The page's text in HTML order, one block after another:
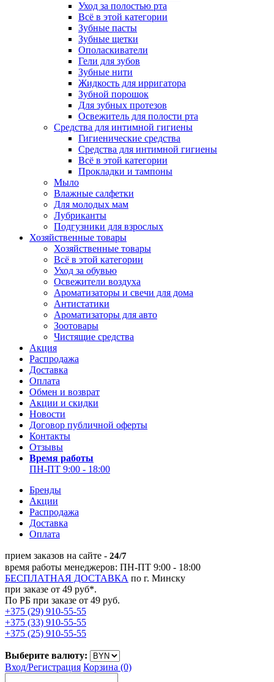
Уход за полостью рта
Всё в этой категории
Зубные пасты
Зубные щетки
Ополаскиватели
Гели для зубов
Зубные нити
Жидкость для ирригатора
Зубной порошок
Для зубных протезов
Освежитель для полости рта
Средства для интимной гигиены
Гигиенические средства
Средства для интимной гигиены
Всё в этой категории
Прокладки и тампоны
Мыло
Влажные салфетки
Для молодых мам
Лубриканты
Подгузники для взрослых
Хозяйственные товары
Хозяйственные товары
Всё в этой категории
Уход за обувью
Освежители воздуха
Ароматизаторы и свечи для дома
Антистатики
Ароматизаторы для авто
Зоотовары
Чистящие средства
Акция
Распродажа
Доставка
Оплата
Обмен и возврат
Акции и скидки
Новости
Договор публичной оферты
Контакты
Отзывы
Время работы
ПН-ПТ 9:00 - 18:00
Бренды
Акции
Распродажа
Доставка
Оплата
прием заказов на сайте - 24/7
время работы менеджеров: ПН-ПТ 9:00 - 18:00
БЕСПЛАТНАЯ ДОСТАВКА по г. Минску
при заказе от 49 руб*.
По РБ при заказе от 49 руб.
+375 (29) 910-55-55
+375 (33) 910-55-55
+375 (25) 910-55-55
Выберите валюту:
Вход/Регистрация Корзина (0)